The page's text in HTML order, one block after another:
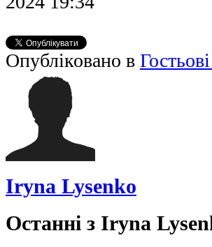
Опубліковано в
Iryna Lysenko
Останні з Iryna